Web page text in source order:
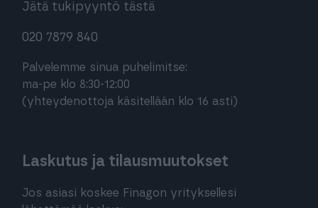
Jätä tukipyyntö tästä
020 7879 840
Palvelemme sinua puhelimitse:
ma-pe klo 8:30-12:00
(yhteydenottoja käsitellään klo 16 asti)
Laskutus ja tilausmuutokset
Jos asiasi koskee Finagon yrityksellesi